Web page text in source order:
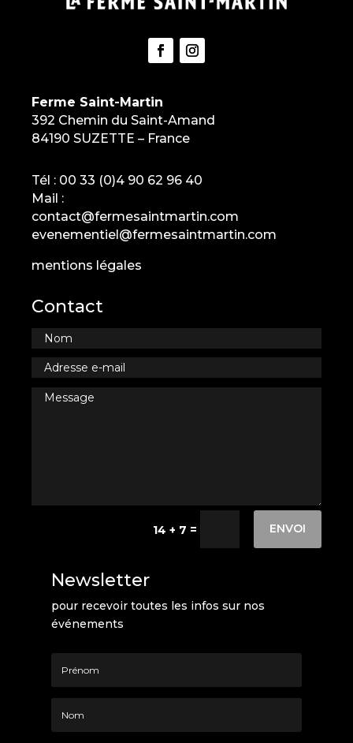
Ferme Saint-Martin
392 Chemin du Saint-Amand
84190 SUZETTE – France
Tél : 00 33 (0)4 90 62 96 40
Mail :
contact@fermesaintmartin.com
evenementiel@fermesaintmartin.com
mentions légales
Contact
14 + 7 = ENVOI
Newsletter
pour recevoir toutes les infos sur nos
événements